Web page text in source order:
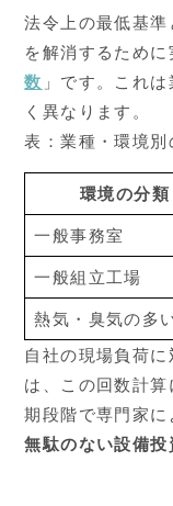
法令上の最低基準
を解消するため
数 」です。これ
く異なります。
表：業種・環境
環境の分類
一般事務室
一般組立工場
熱気・臭気の多
自社の現場負荷
は、この回数計
期段階で専門家に
無駄のない設備投